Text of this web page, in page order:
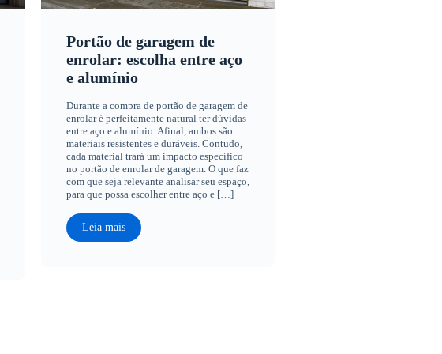
Portão de garagem de
enrolar: escolha entre aço
e alumínio
Durante a compra de portão de garagem de
enrolar é perfeitamente natural ter dúvidas
entre aço e alumínio. Afinal, ambos são
materiais resistentes e duráveis. Contudo,
cada material trará um impacto específico
no portão de enrolar de garagem. O que faz
com que seja relevante analisar seu espaço,
para que possa escolher entre aço e […]
Leia mais